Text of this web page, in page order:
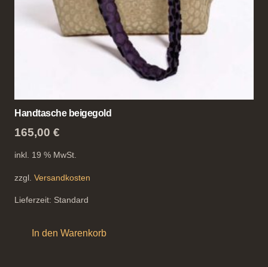
Handtasche beigegold
165,00 €
inkl. 19 % MwSt.
zzgl. Versandkosten
Lieferzeit: Standard
In den Warenkorb